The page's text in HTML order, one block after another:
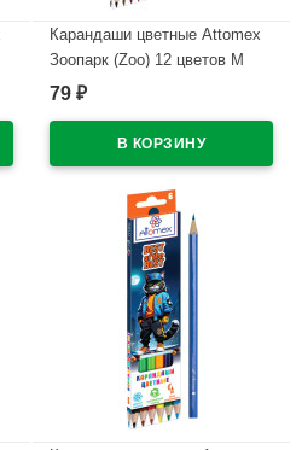
Карандаши цветные Attomex
Зоопарк (Zoo) 12 цветов М
2,65мм арт.5022810
79 ₽